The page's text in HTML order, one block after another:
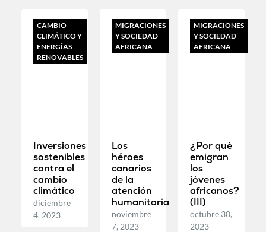
CAMBIO
CLIMÁTICO Y
ENERGÍAS
RENOVABLES
Inversiones
sostenibles
contra el
cambio
climático
diciembre
4, 2023
MIGRACIONES
Y SOCIEDAD
AFRICANA
Los
héroes
canarios
de la
atención
humanitaria
noviembre
7, 2023
MIGRACIONES
Y SOCIEDAD
AFRICANA
¿Por qué
emigran
los
jóvenes
africanos?
(III)
octubre 30,
2023